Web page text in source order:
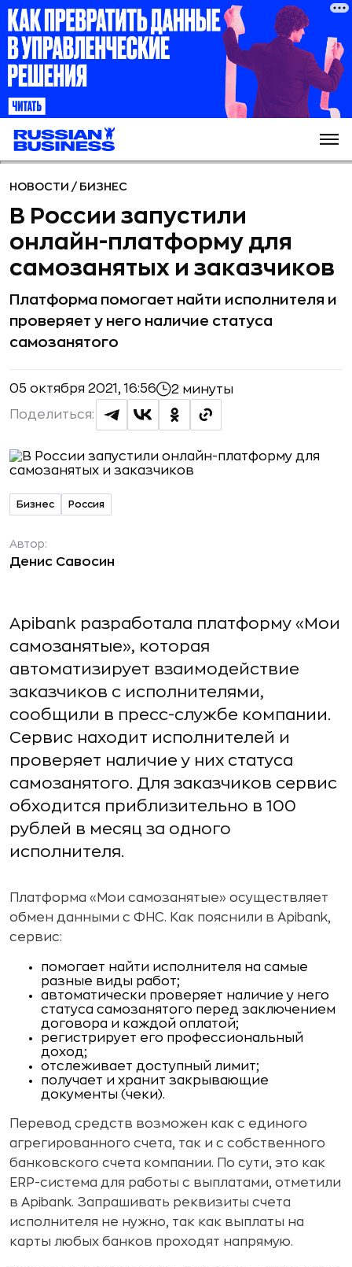
НОВОСТИ / БИЗНЕС
В России запустили
онлайн-платформу для
самозанятых и заказчиков
Платформа помогает найти исполнителя и
проверяет у него наличие статуса
самозанятого
05 октября 2021, 16:56 2 минуты
Поделиться:
Бизнес Россия
Автор:
Денис Савосин
Apibank разработала платформу «Мои
самозанятые», которая
автоматизирует взаимодействие
заказчиков с исполнителями,
сообщили в пресс-службе компании.
Сервис находит исполнителей и
проверяет наличие у них статуса
самозанятого. Для заказчиков сервис
обходится приблизительно в 100
рублей в месяц за одного
исполнителя.
Платформа «Мои самозанятые» осуществляет
обмен данными с ФНС. Как пояснили в Apibank,
сервис:
помогает найти исполнителя на самые
разные виды работ;
автоматически проверяет наличие у него
статуса самозанятого перед заключением
договора и каждой оплатой;
регистрирует его профессиональный
доход;
отслеживает доступный лимит;
получает и хранит закрывающие
документы (чеки).
Перевод средств возможен как с единого
агрегированного счета, так и с собственного
банковского счета компании. По сути, это как
ERP-система для работы с выплатами, отметили
в Apibank. Запрашивать реквизиты счета
исполнителя не нужно, так как выплаты на
карты любых банков проходят напрямую.